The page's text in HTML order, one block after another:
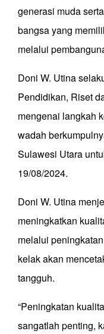
generasi muda
bangsa yang
melalui
Doni W. Utina
Pendidikan, Riset
mengenai langkah
wadah
Sulawesi Utara
19/08/2024.
Doni W. Utina
meningkatkan
melalui
kelak akan
tangguh.
“Peningkatan
sangatlah penting,